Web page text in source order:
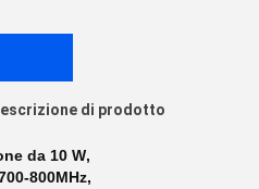
di prodotto
da 10 W,
800MHz,